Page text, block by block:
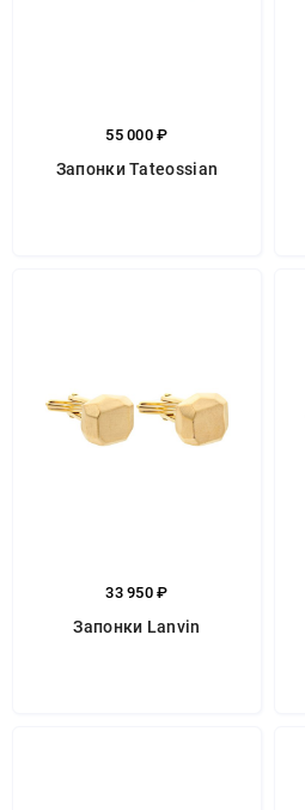
55 000 ₽
Запонки Tateossian
33 950 ₽
Запонки Lanvin